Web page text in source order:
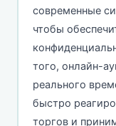
современные
чтобы
того, онлайн-
реального
быстро
торгов и